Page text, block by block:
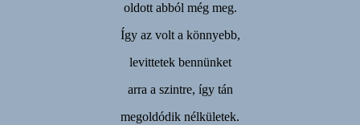
oldott abból még meg.
Így az volt a könnyebb,
levittetek bennünket
arra a szintre, így tán
megoldódik nélkületek.